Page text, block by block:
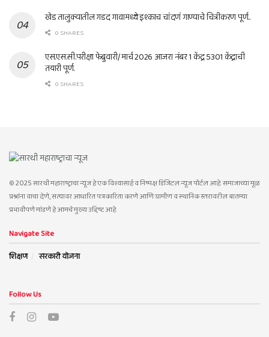
खेड तालुक्यातील गडद गावामध्ये इश्काच चांदणं गाण्याचे चित्रीकरण पूर्ण..
0 SHARES
एस.एस.सी.परीक्षा फेब्रुवारी/ मार्च 2026 आजरा नंबर 1 केंद्र 5301 केंद्राची
तयारी पूर्ण.
0 SHARES
© 2025 सारथी महाराष्ट्राचा न्यूज हे एक विश्वासार्ह व निष्पक्ष डिजिटल न्यूज पोर्टल आहे. समाजाच्या मूळ
प्रश्नांना वाचा देणे, सत्यावर आधारित पत्रकारिता करणे आणि ग्रामीण व स्थानिक स्तरावरील बातम्या
प्रभावीपणे मांडणे हे आमचे मुख्य उद्दिष्ट आहे.
Navigate Site
शिक्षण
सरकारी योजना
Follow Us